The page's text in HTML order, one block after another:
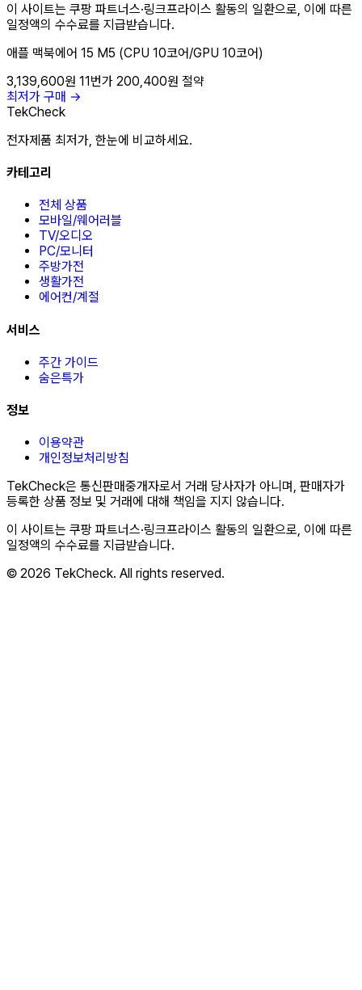
이 사이트는 쿠팡 파트너스·링크프라이스 활동의 일환으로, 이에 따른
일정액의 수수료를 지급받습니다.
애플 맥북에어 15 M5 (CPU 10코어/GPU 10코어)
3,139,600원 11번가 200,400원 절약
최저가 구매 →
TekCheck
전자제품 최저가, 한눈에 비교하세요.
카테고리
전체 상품
모바일/웨어러블
TV/오디오
PC/모니터
주방가전
생활가전
에어컨/계절
서비스
주간 가이드
숨은특가
정보
이용약관
개인정보처리방침
TekCheck은 통신판매중개자로서 거래 당사자가 아니며, 판매자가
등록한 상품 정보 및 거래에 대해 책임을 지지 않습니다.
이 사이트는 쿠팡 파트너스·링크프라이스 활동의 일환으로, 이에 따른
일정액의 수수료를 지급받습니다.
© 2026 TekCheck. All rights reserved.